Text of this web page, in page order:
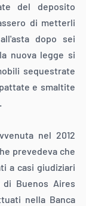
del deposito
di metterli
dopo sei
nuova legge si
sequestrate
e smaltite
nel 2012
prevedeva che
a casi giudiziari
Buenos Aires
nella Banca